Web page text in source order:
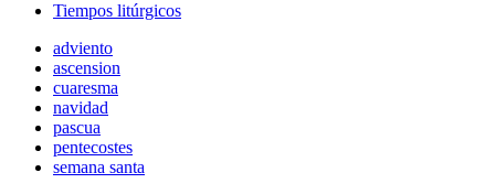
Tiempos litúrgicos
adviento
ascension
cuaresma
navidad
pascua
pentecostes
semana santa